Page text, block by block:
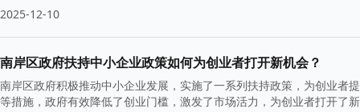
2025-12-10
南岸区政府扶持中小企业政策如何为创业者打开新机会？
南岸区政府积极推动中小企业发展，实施了一系列扶持政策，为创业者
等措施，政府有效降低了创业门槛，激发了市场活力，为创业者打开了